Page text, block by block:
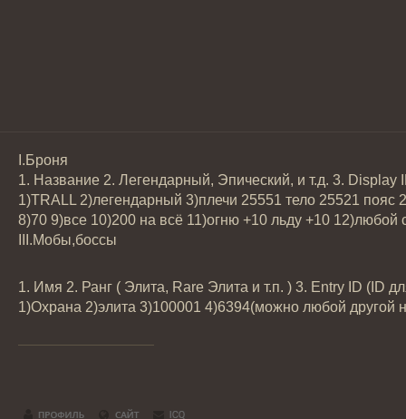
І.Броня
1. Название 2. Легендарный, Эпический, и т.д. 3.
1)TRALL 2)легендарный 3)плечи 25551 тело 25521 пояс
8)70 9)все 10)200 на всё 11)огню +10 льду +10 12)любой
III.Мобы,боссы
1. Имя 2. Ранг ( Элита, Rare Элита и т.п. ) 3. Entry ID (ID
1)Охрана 2)элита 3)100001 4)6394(можно любой другой